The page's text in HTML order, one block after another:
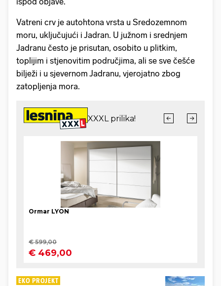
Vatreni crv je autohtona vrsta u Sredozemnom
moru, uključujući i Jadran. U južnom i srednjem
Jadranu često je prisutan, osobito u plitkim,
toplijim i stjenovitim područjima, ali se sve češće
bilježi i u sjevernom Jadranu, vjerojatno zbog
zatopljenja mora.
EKO PROJEKT